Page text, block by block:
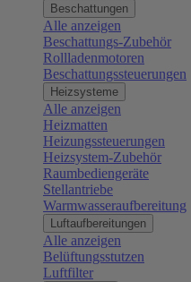
Beschattungen
Alle anzeigen
Beschattungs-Zubehör
Rollladenmotoren
Beschattungssteuerungen
Heizsysteme
Alle anzeigen
Heizmatten
Heizungssteuerungen
Heizsystem-Zubehör
Raumbediengeräte
Stellantriebe
Warmwasseraufbereitung
Luftaufbereitungen
Alle anzeigen
Belüftungsstutzen
Luftfilter